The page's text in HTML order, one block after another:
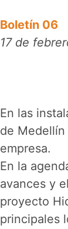
Boletín 06
17 de
En las
de
empresa.
En la
avances y
proyecto
principales